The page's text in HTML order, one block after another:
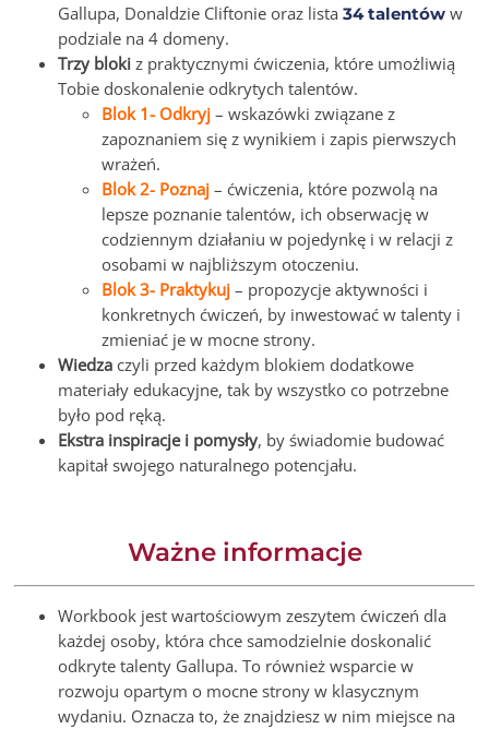
Gallupa, Donaldzie Cliftonie oraz lista34 talentów w
podziale na 4 domeny.
Trzy bloki z praktycznymi ćwiczenia, które umożliwią
Tobie doskonalenie odkrytych talentów.
Blok 1- Odkryj – wskazówki związane z
zapoznaniem się z wynikiem i zapis pierwszych
wrażeń.
Blok 2- Poznaj – ćwiczenia, które pozwolą na
lepsze poznanie talentów, ich obserwację w
codziennym działaniu w pojedynkę i w relacji z
osobami w najbliższym otoczeniu.
Blok 3- Praktykuj – propozycje aktywności i
konkretnych ćwiczeń, by inwestować w talenty i
zmieniać je w mocne strony.
Wiedza czyli przed każdym blokiem dodatkowe
materiały edukacyjne, tak by wszystko co potrzebne
było pod ręką.
Ekstra inspiracje i pomysły, by świadomie budować
kapitał swojego naturalnego potencjału.
Ważne informacje
Workbook jest wartościowym zeszytem ćwiczeń dla
każdej osoby, która chce samodzielnie doskonalić
odkryte talenty Gallupa. To również wsparcie w
rozwoju opartym o mocne strony w klasycznym
wydaniu. Oznacza to, że znajdziesz w nim miejsce na